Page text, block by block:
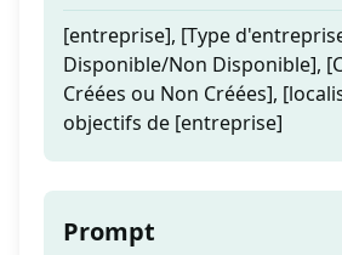
[entreprise], [Type
Disponible/Non Disponible],
Créées ou Non Créées],
objectifs de [entreprise]
Prompt